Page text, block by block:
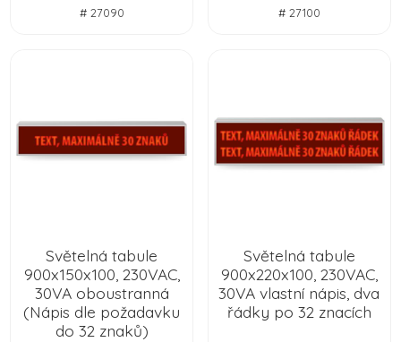
# 27090 # 27100
Světelná tabule
900x150x100, 230VAC,
30VA oboustranná
(Nápis dle požadavku
do 32 znaků)
Světelná tabule
900x220x100, 230VAC,
30VA vlastní nápis, dva
řádky po 32 znacích